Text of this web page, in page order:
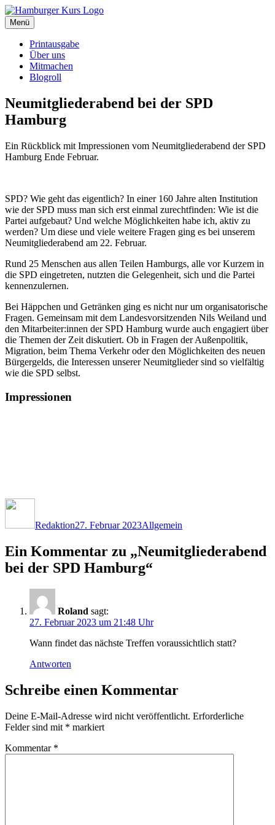
Zum
Inhalt
springen
Hamburger Kurs
SPD Hamburg Blog
Menü
Printausgabe
Über uns
Mitmachen
Blogroll
Neumitgliederabend bei der SPD
Hamburg
Ein Rückblick mit Impressionen vom Neumitgliederabend der SPD
Hamburg Ende Februar.
SPD? Wie geht das eigentlich? In einer 160 Jahre alten Institution
wie der SPD muss man sich erst einmal zurechtfinden: Wie ist die
Partei aufgebaut? Und welche Möglichkeiten habe ich, aktiv zu
werden? Um diese und viele weitere Fragen ging es bei unserem
Neumitgliederabend am 22. Februar.
Rund 25 Menschen aus allen Teilen Hamburgs, alle vor Kurzem in
die SPD eingetreten, nutzten die Gelegenheit, sich und die Partei
kennenzulernen.
Bei Häppchen und Getränken ging es nicht nur um organisatorische
Fragen. Gemeinsam mit dem Landesvorsitzenden Nils Weiland und
den Mitarbeiter:innen der SPD Hamburg wurde auch engagiert über
die Themen der Zeit diskutiert. Ob in Fragen der Außenpolitik,
Migration, beim Thema Verkehr oder den Möglichkeiten des neuen
Bürgergelds, die Interessen unserer Neumitglieder sind so vielfältig
wie die SPD selbst.
Impressionen
Redaktion27. Februar 2023Allgemein
Ein Kommentar zu „Neumitgliederabend
bei der SPD Hamburg“
Roland sagt:
27. Februar 2023 um 21:48 Uhr
Wann findet das nächste Treffen voraussichtlich statt?
Antworten
Schreibe einen Kommentar
Deine E-Mail-Adresse wird nicht veröffentlicht. Erforderliche
Felder sind mit * markiert
Kommentar *